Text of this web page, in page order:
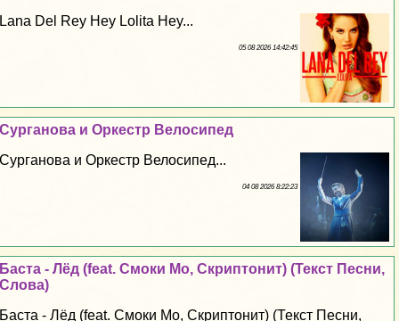
Lana Del Rey Hey Lolita Hey...
05 08 2026 14:42:45
Сурганова и Оркестр Велосипед
Сурганова и Оркестр Велосипед...
04 08 2026 8:22:23
Баста - Лёд (feat. Смоки Мо, Скриптонит) (Текст Песни,
Слова)
Баста - Лёд (feat. Смоки Мо, Скриптонит) (Текст Песни,